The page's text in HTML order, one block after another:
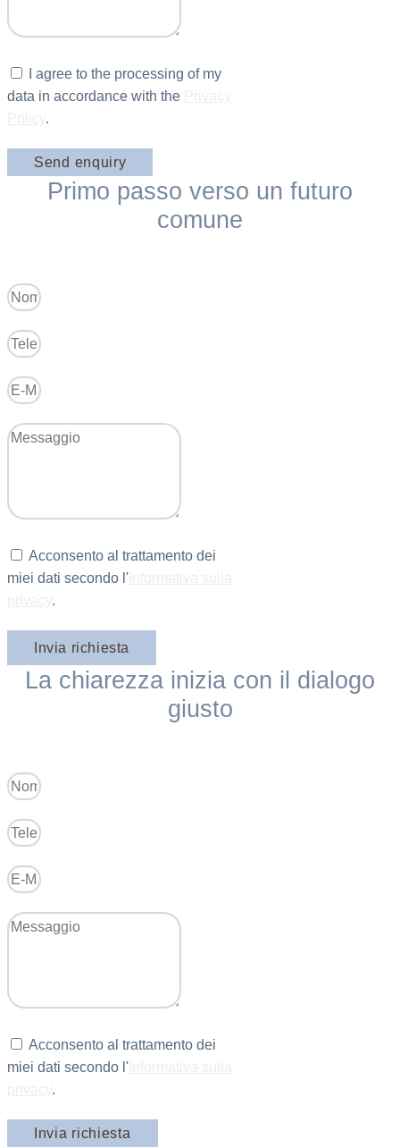
I agree to the processing of my
data in accordance with the
.
Send enquiry
Primo passo verso un futuro
comune
Acconsento al trattamento dei
miei dati secondo l'
.
Invia richiesta
La chiarezza inizia con il dialogo
giusto
Acconsento al trattamento dei
miei dati secondo l'
.
Invia richiesta